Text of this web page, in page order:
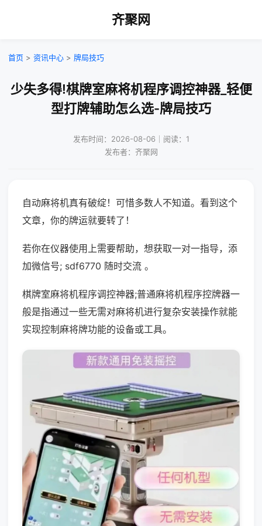
齐聚网
首页 > 资讯中心 > 牌局技巧
少失多得!棋牌室麻将机程序调控神器_轻便
型打牌辅助怎么选-牌局技巧
发布时间：2026-08-06｜阅读：1
发布者：齐聚网
自动麻将机真有破绽！可惜多数人不知道。看到这个
文章，你的牌运就要转了！
若你在仪器使用上需要帮助，想获取一对一指导，添
加微信号; sdf6770 随时交流 。
棋牌室麻将机程序调控神器;普通麻将机程序控牌器一
般是指通过一些无需对麻将机进行复杂安装操作就能
实现控制麻将牌功能的设备或工具。